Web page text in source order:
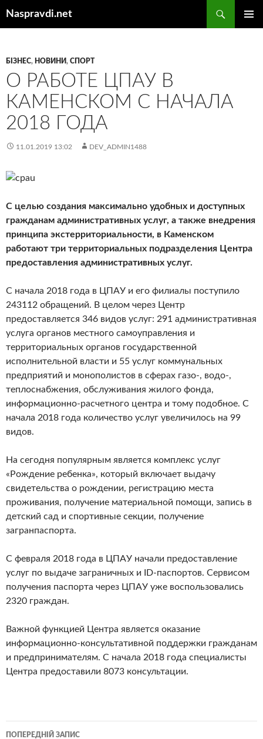
Naspravdi.net
БІЗНЕС, НОВИНИ, СПОРТ
О РАБОТЕ ЦПАУ В
КАМЕНСКОМ С НАЧАЛА
2018 ГОДА
11.01.2019 13:02 DEV_ADMIN1488
С целью создания максимально удобных и доступных
гражданам административных услуг, а также внедрения
принципа экстерриториальности, в Каменском
работают три территориальных подразделения Центра
предоставления административных услуг.
С начала 2018 года в ЦПАУ и его филиалы поступило
243112 обращений. В целом через Центр
предоставляется 346 видов услуг: 291 административная
услуга органов местного самоуправления и
территориальных органов государственной
исполнительной власти и 55 услуг коммунальных
предприятий и монополистов в сферах газо-, водо-,
теплоснабжения, обслуживания жилого фонда,
информационно-расчетного центра и тому подобное. С
начала 2018 года количество услуг увеличилось на 99
видов.
На сегодня популярным является комплекс услуг
«Рождение ребенка», который включает выдачу
свидетельства о рождении, регистрацию места
проживания, получение материальной помощи, запись в
детский сад и спортивные секции, получение
загранпаспорта.
С февраля 2018 года в ЦПАУ начали предоставление
услуг по выдаче заграничных и ID-паспортов. Сервисом
получения паспорта через ЦПАУ уже воспользовались
2320 граждан.
Важной функцией Центра является оказание
информационно-консультативной поддержки гражданам
и предпринимателям. С начала 2018 года специалисты
Центра предоставили 8073 консультации.
Навігація
ПОПЕРЕДНІЙ ЗАПИС